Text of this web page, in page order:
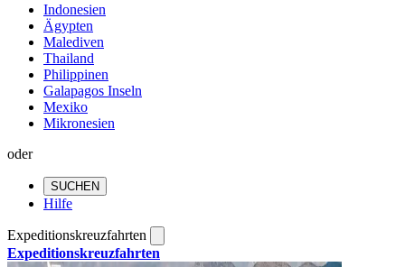
Indonesien
Ägypten
Malediven
Thailand
Philippinen
Galapagos Inseln
Mexiko
Mikronesien
oder
SUCHEN
Hilfe
Expeditionskreuzfahrten
Expeditionskreuzfahrten